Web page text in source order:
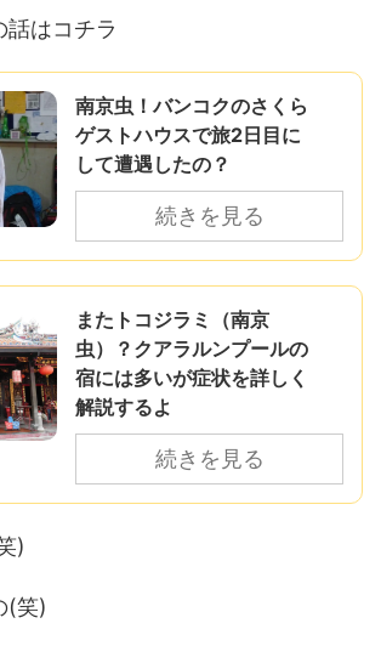
話はコチラ
南京虫！バンコクのさくら
ゲストハウスで旅2日目に
して遭遇したの？
続きを見る
またトコジラミ（南京
虫）？クアラルンプールの
宿には多いが症状を詳しく
解説するよ
続きを見る
)
(笑)